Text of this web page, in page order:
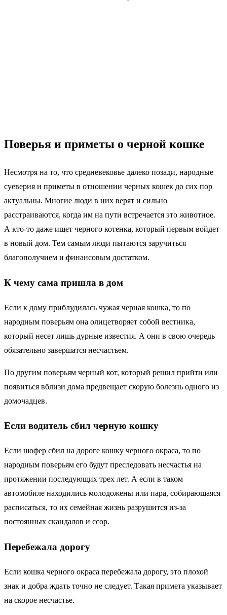
Поверья и приметы о черной кошке
Несмотря на то, что средневековье далеко позади, народные
суеверия и приметы в отношении черных кошек до сих пор
актуальны. Многие люди в них верят и сильно
расстраиваются, когда им на пути встречается это животное.
А кто-то даже ищет черного котенка, который первым войдет
в новый дом. Тем самым люди пытаются заручиться
благополучием и финансовым достатком.
К чему сама пришла в дом
Если к дому приблудилась чужая черная кошка, то по
народным поверьям она олицетворяет собой вестника,
который несет лишь дурные известия. А они в свою очередь
обязательно завершатся несчастьем.
По другим поверьям черный кот, который решил прийти или
появиться вблизи дома предвещает скорую болезнь одного из
домочадцев.
Если водитель сбил черную кошку
Если шофер сбил на дороге кошку черного окраса, то по
народным поверьям его будут преследовать несчастья на
протяжении последующих трех лет. А если в таком
автомобиле находились молодожены или пара, собирающаяся
расписаться, то их семейная жизнь разрушится из-за
постоянных скандалов и ссор.
Перебежала дорогу
Если кошка черного окраса перебежала дорогу, это плохой
знак и добра ждать точно не следует. Такая примета указывает
на скорое несчастье.